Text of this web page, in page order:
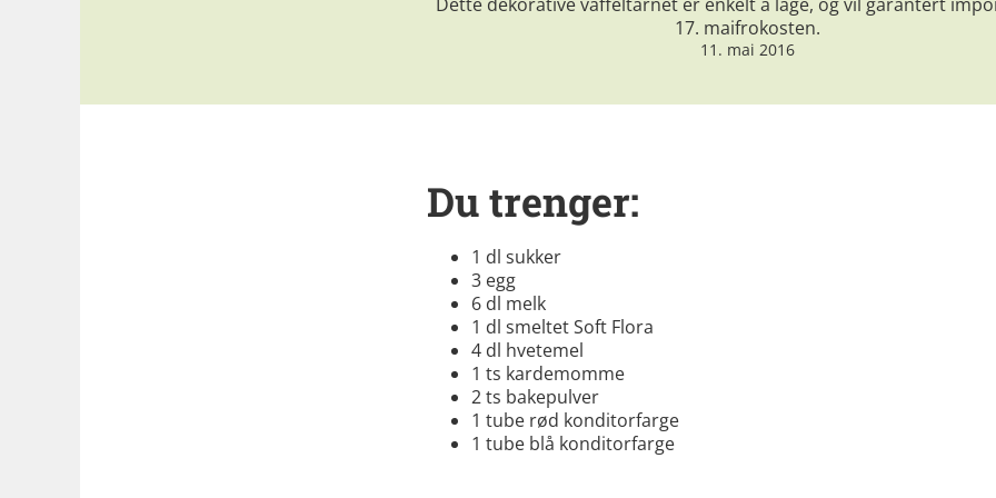
17. maifrokosten.
11. mai 2016
Du trenger:
1 dl sukker
3 egg
6 dl melk
1 dl smeltet Soft Flora
4 dl hvetemel
1 ts kardemomme
2 ts bakepulver
1 tube rød konditorfarge
1 tube blå konditorfarge